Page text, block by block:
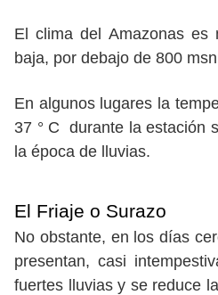
El clima del Amazonas es
baja, por debajo de 800
En algunos lugares la
37 ° C durante la estación
la época de lluvias.
El Friaje o Surazo
No obstante, en los días
presentan, casi
fuertes lluvias y se reduce